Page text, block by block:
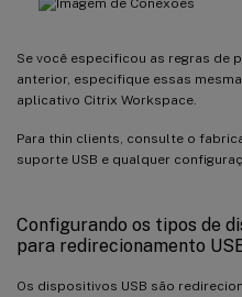
Se você especificou as regras de
anterior, especifique essas
aplicativo Citrix Workspace.
Para thin clients, consulte o
suporte USB e qualquer
Configurando os tipos de
para redirecionamento
Os dispositivos USB são